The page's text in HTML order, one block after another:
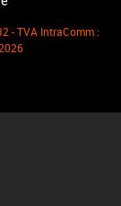
- TVA IntraComm :